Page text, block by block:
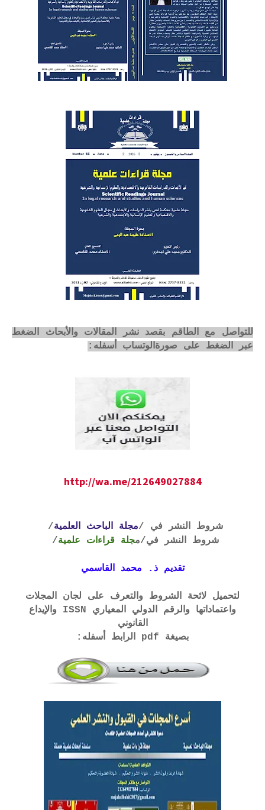
للتواصل مع الطاقم بقصد نشر المقالات والأبحاث الضغط
عبر الضغط على صورةالوتساب أسفله:
http://wa.me/212649027884
شروط النشر في /مجلة الباحث العلمية/
شروط النشر في/مجلة قراءات علمية/
تقديم ذ. محمد القاسمي
لتحميل لائحة الشروط والتعرف على لجان المجلات
واعتماداتها والرقم الدولي المعياري ISSN والإيداع
القانوني
بصيغة pdf الرابط أسفله: